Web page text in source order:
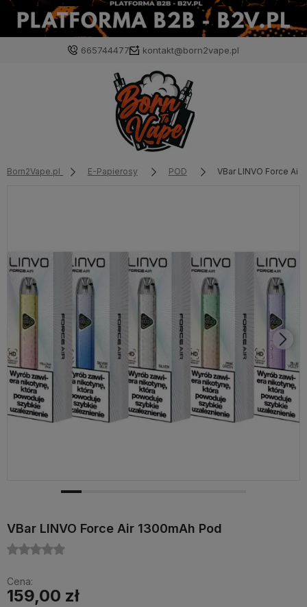
665744477 kontakt@born2vape.pl
Born2Vape.pl E-Papierosy POD VBar LINVO Force Air
VBar LINVO Force Air 1300mAh Pod
Cena:
159,00 zł